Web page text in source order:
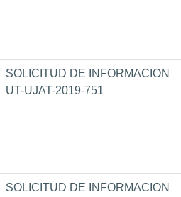
SOLICITUD DE INFORMACION
UT-UJAT-2019-751
SOLICITUD DE INFORMACION